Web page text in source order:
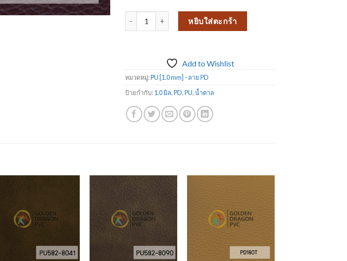
จำนวน หนังเทียมเฟอร์นิเจอร์ ขายดีที่สุด หนังเทียม PU ลาย PD_838 ชิ้น
หยิบใส่ตะกร้า
Add to Wishlist
หมวดหมู่:PU [1.0 mm] - ลาย PD
ป้ายกำกับ:1.0 มิล,PD,PU,น้ำตาล
Add to
Add to
Add to